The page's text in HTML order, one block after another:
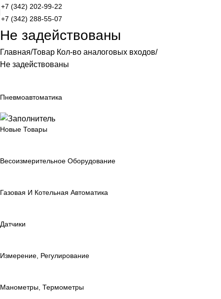
+7 (342) 202-99-22
+7 (342) 288-55-07
Не задействованы
Главная Товар Кол-во аналоговых входов
Не задействованы
Пневмоавтоматика
Новые Товары
Весоизмерительное Оборудование
Газовая И Котельная Автоматика
Датчики
Измерение, Регулирование
Манометры, Термометры